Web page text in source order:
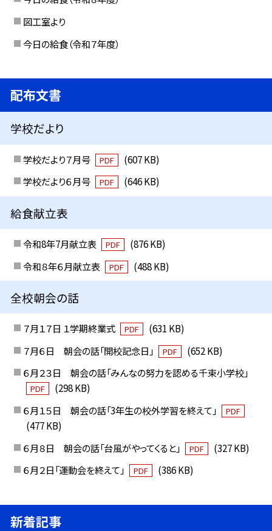
図工室より
今日の給食（令和７年度）
配布文書
学校だより
学校だより７月号 PDF
(607 KB)
学校だより６月号
PDF (646 KB)
給食献立表
令和8年7月献立表 PDF
(876 KB)
令和８年６月献立表
PDF (488 KB)
全校朝会の話
７月１７日 １学期終業式 PDF
(631 KB)
７月６日 朝会の話「開校記念日」
PDF
(652 KB)
６月２３日 朝会の話「みんなの努力を認める千束小学校」
PDF
(298 KB)
６月１５日 朝会の話「3年生の校外学習を終えて」
PDF
(477 KB)
６月８日 朝会の話「台風がやってくると」
PDF
(327 KB)
６月２日「運動会を終えて」
PDF (386 KB)
新着記事